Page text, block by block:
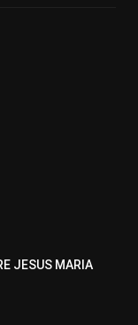
JESUS MARIA